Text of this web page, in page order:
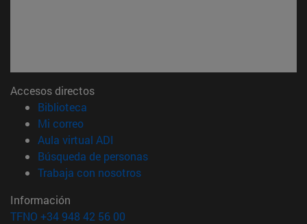
Accesos directos
Biblioteca
Mi correo(abre en nueva ventana)
Aula virtual ADI
Búsqueda de personas(abre en nueva ventana)
Trabaja con nosotros(abre en nueva ventana)
Información
TFNO +34 948 42 56 00